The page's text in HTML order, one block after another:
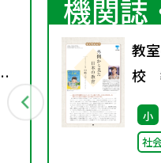
機関誌
教
校
小
社